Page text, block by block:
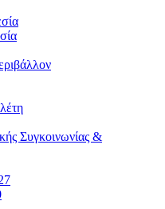
Συγκοινωνίας &